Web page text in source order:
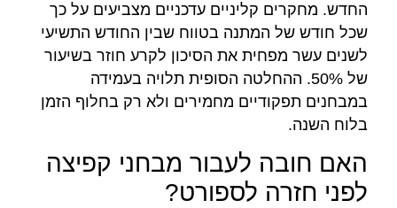
החדש. מחקרים קליניים עדכניים מצביעים על כך
שכל חודש של המתנה בטווח שבין החודש התשיעי
לשנים עשר מפחית את הסיכון לקרע חוזר בשיעור
של 50%. ההחלטה הסופית תלויה בעמידה
במבחנים תפקודיים מחמירים ולא רק בחלוף הזמן
בלוח השנה.
האם חובה לעבור מבחני קפיצה
לפני חזרה לספורט?